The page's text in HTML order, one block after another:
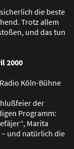
die beste
Trotz allem
ßen, und das tun
2000
Köln-Bühne
ßfeier der
Programm:
efäjer“, Marita
– und natürlich die